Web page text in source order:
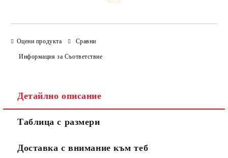
Оцени продукта Сравни
Информация за Съответствие
Детайлно описание
Таблица с размери
Доставка с внимание към теб